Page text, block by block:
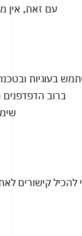
עם זאת, אין
בעוגיות
ברוב הדפדפנים
קישורים